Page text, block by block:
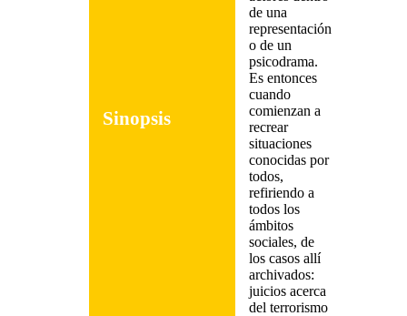
Sinopsis
de una
representación
o de un
psicodrama.
Es entonces
cuando
comienzan a
recrear
situaciones
conocidas por
todos,
refiriendo a
todos los
ámbitos
sociales, de
los casos allí
archivados:
juicios acerca
del terrorismo